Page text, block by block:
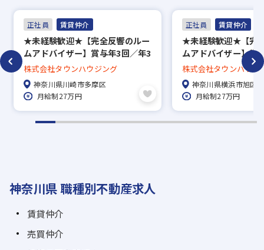
正社員 賃貸仲介
★未経験歓迎★【完全反響のルー
ムアドバイザー】賞与年3回／年3
回長期休暇あり／約5万7000件の
中から好きな物件に住める社宅制
度、家賃補助50％／直営139店舗
で地域密着！
株式会社タウンハウジング
神奈川県川崎市多摩区
月給制27万円
正社員 賃貸仲介
★未経験歓迎★【完
ムアドバイザー】賞
回長期休暇あり／約
中から好きな物件に
度、家賃補助50％／
で地域密着！
株式会社タウンハウジ
神奈川県横浜市旭区
月給制27万円
神奈川県 職種別不動産求人
賃貸仲介
売買仲介